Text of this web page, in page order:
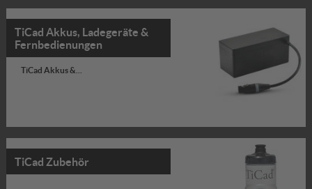
TiCad Akkus, Ladegeräte &
Fernbedienungen
TiCad Akkus &...
TiCad Zubehör